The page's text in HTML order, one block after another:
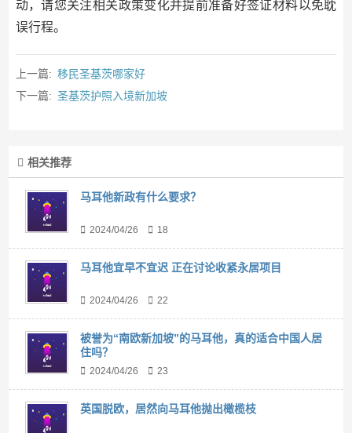
动，请您关注相关政策变化并提前准备好签证材料以免耽
误行程。
上一篇: 移民圣基茨哪家好
下一篇: 圣基茨护照入境新加坡
相关推荐
马耳他新政有什么要求？
2024/04/26 18
马耳他宜早不宜迟 正在讨论收紧永居项目
2024/04/26 22
被誉为“南欧新加坡”的马耳他，真的适合中国人居
住吗？
2024/04/26 23
英国脱欧，居然向马耳他抛出橄榄枝